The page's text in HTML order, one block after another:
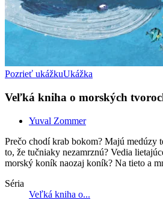
Pozrieť ukážkuUkážka
Veľká kniha o morských
Yuval Zommer
Prečo chodí krab bokom? Majú medúzy
to, že tučniaky nezamrznú? Vedia
morský koník naozaj koník? Na tieto a
Séria
Veľká kniha o...